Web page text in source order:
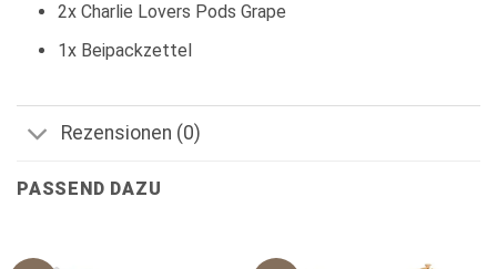
2x Charlie Lovers Pods Grape
1x Beipackzettel
Rezensionen (0)
PASSEND DAZU